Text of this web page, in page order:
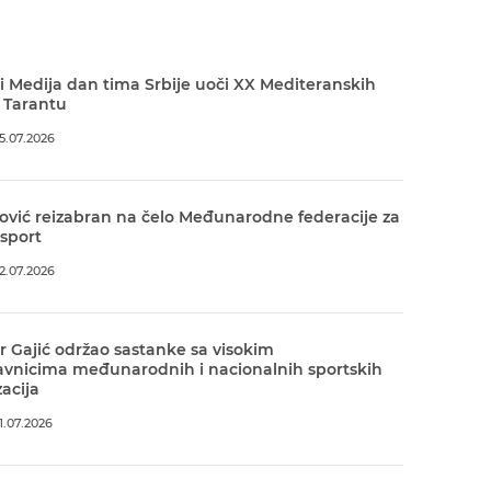
Medija dan tima Srbije uoči XX Mediteranskih
reizabran na čelo Međunarodne federacije za
Gajić održao sastanke sa visokim
međunarodnih i nacionalnih sportskih